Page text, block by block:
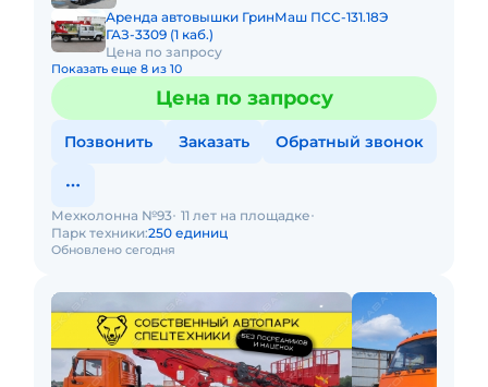
Аренда автовышки ГринМаш ПСС-131.18Э
ГАЗ-3309 (1 каб.)
Цена по запросу
Показать еще 8 из 10
Цена по запросу
Позвонить Заказать Обратный звонок
Обновлено сегодня
Мехколонна №93 11 лет на площадке
Парк техники:250 единиц